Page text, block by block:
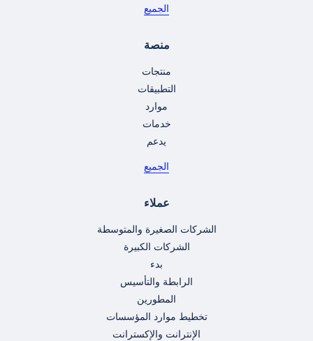
الجميع
منصة
منتجات
التطبيقات
موارد
خدمات
يدعم
الجميع
عملاء
الشركات الصغيرة والمتوسطة
الشركات الكبيرة
بدء
الرابطة والتأسيس
المطورين
تخطيط موارد المؤسسات
الإنترانت والإكسترانت